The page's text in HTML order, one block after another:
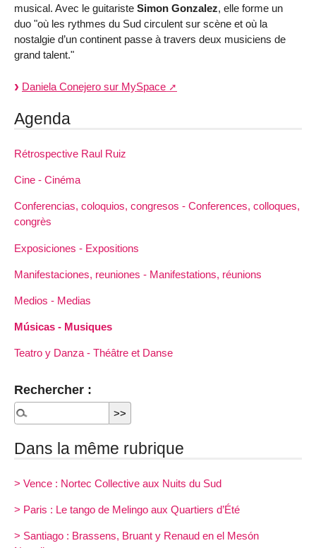
musical. Avec le guitariste Simon Gonzalez, elle forme un
duo "où les rythmes du Sud circulent sur scène et où la
nostalgie d’un continent passe à travers deux musiciens de
grand talent."
Daniela Conejero sur MySpace
Agenda
Rétrospective Raul Ruiz
Cine - Cinéma
Conferencias, coloquios, congresos - Conferences, colloques,
congrès
Exposiciones - Expositions
Manifestaciones, reuniones - Manifestations, réunions
Medios - Medias
Músicas - Musiques
Teatro y Danza - Théâtre et Danse
Rechercher :
Dans la même rubrique
> Vence : Nortec Collective aux Nuits du Sud
> Paris : Le tango de Melingo aux Quartiers d’Été
> Santiago : Brassens, Bruant y Renaud en el Mesón